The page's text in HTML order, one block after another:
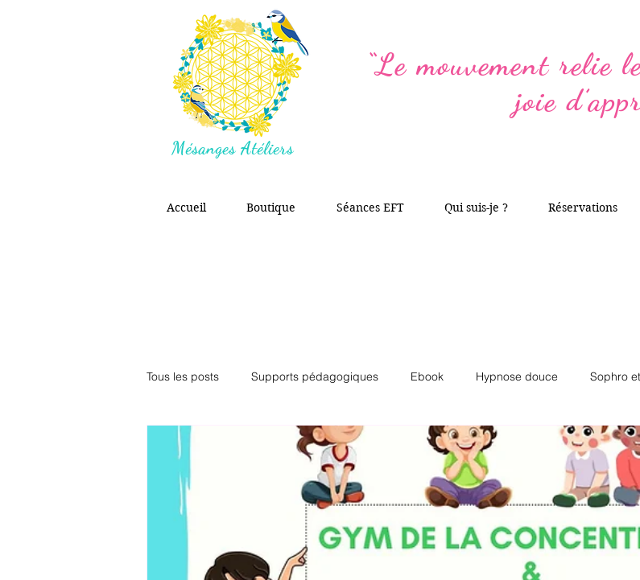
“Le mouvement relie
joie
Mésanges Atéliers
Accueil Boutique Séances EFT Qui suis-je ? Réservations
Tous les posts Supports pédagogiques Ebook Hypnose douce Sophro
Adolescents TDAH Parentalité positive Audio chaîne YouTube